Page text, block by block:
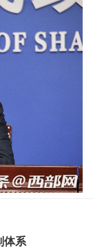
体系